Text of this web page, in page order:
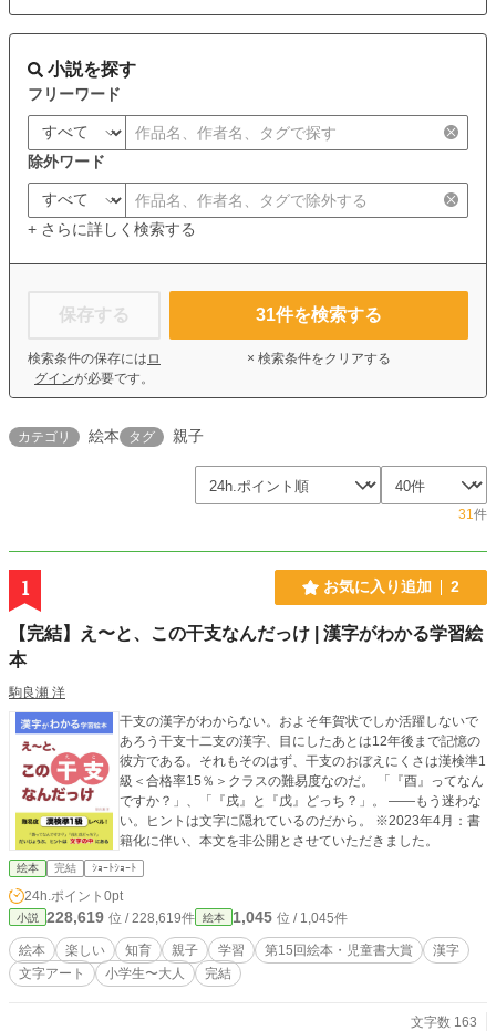
小説を探す
フリーワード
除外ワード
+ さらに詳しく検索する
保存する
検索条件の保存には ロ
グインが必要です。
31件を検索する
× 検索条件をクリアする
カテゴリ 絵本 タグ 親子
31件
1 お気に入り追加 2
【完結】え〜と、この干支なんだっけ | 漢字がわかる学習絵
本
駒良瀬 洋
干支の漢字がわからない。およそ年賀状でしか活躍しないで
あろう干支十二支の漢字、目にしたあとは12年後まで記憶の
彼方である。それもそのはず、干支のおぼえにくさは漢検準1
級＜合格率15％＞クラスの難易度なのだ。 「『酉』ってなん
ですか？」、「『戌』と『戊』どっち？」。 ――もう迷わな
い。ヒントは文字に隠れているのだから。 ※2023年4月：書
籍化に伴い、本文を非公開とさせていただきました。
絵本 完結 ｼｮｰﾄｼｮｰﾄ
24h.ポイント 0pt
小説 228,619 位 / 228,619件 絵本 1,045 位 / 1,045件
絵本 楽しい 知育 親子 学習 第15回絵本・児童書大賞
漢字
文字アート
小学生〜大人 完結
文字数 163